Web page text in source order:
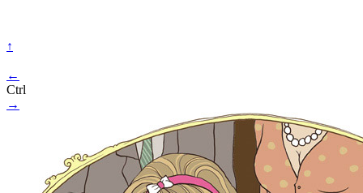
↑
←
Ctrl
→